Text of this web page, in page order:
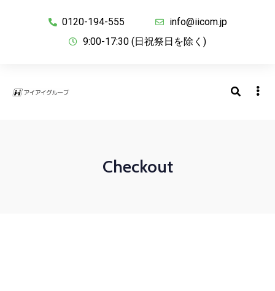
0120-194-555
info@iicom.jp
9:00-17:30 (日祝祭日を除く)
Checkout